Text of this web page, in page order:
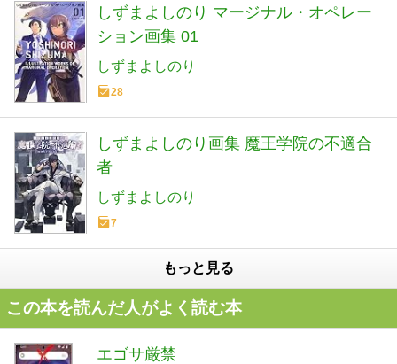
しずまよしのり マージナル・オペレー
ション画集 01
しずまよしのり
28
しずまよしのり画集 魔王学院の不適合
者
しずまよしのり
7
もっと見る
この本を読んだ人がよく読む本
エゴサ厳禁